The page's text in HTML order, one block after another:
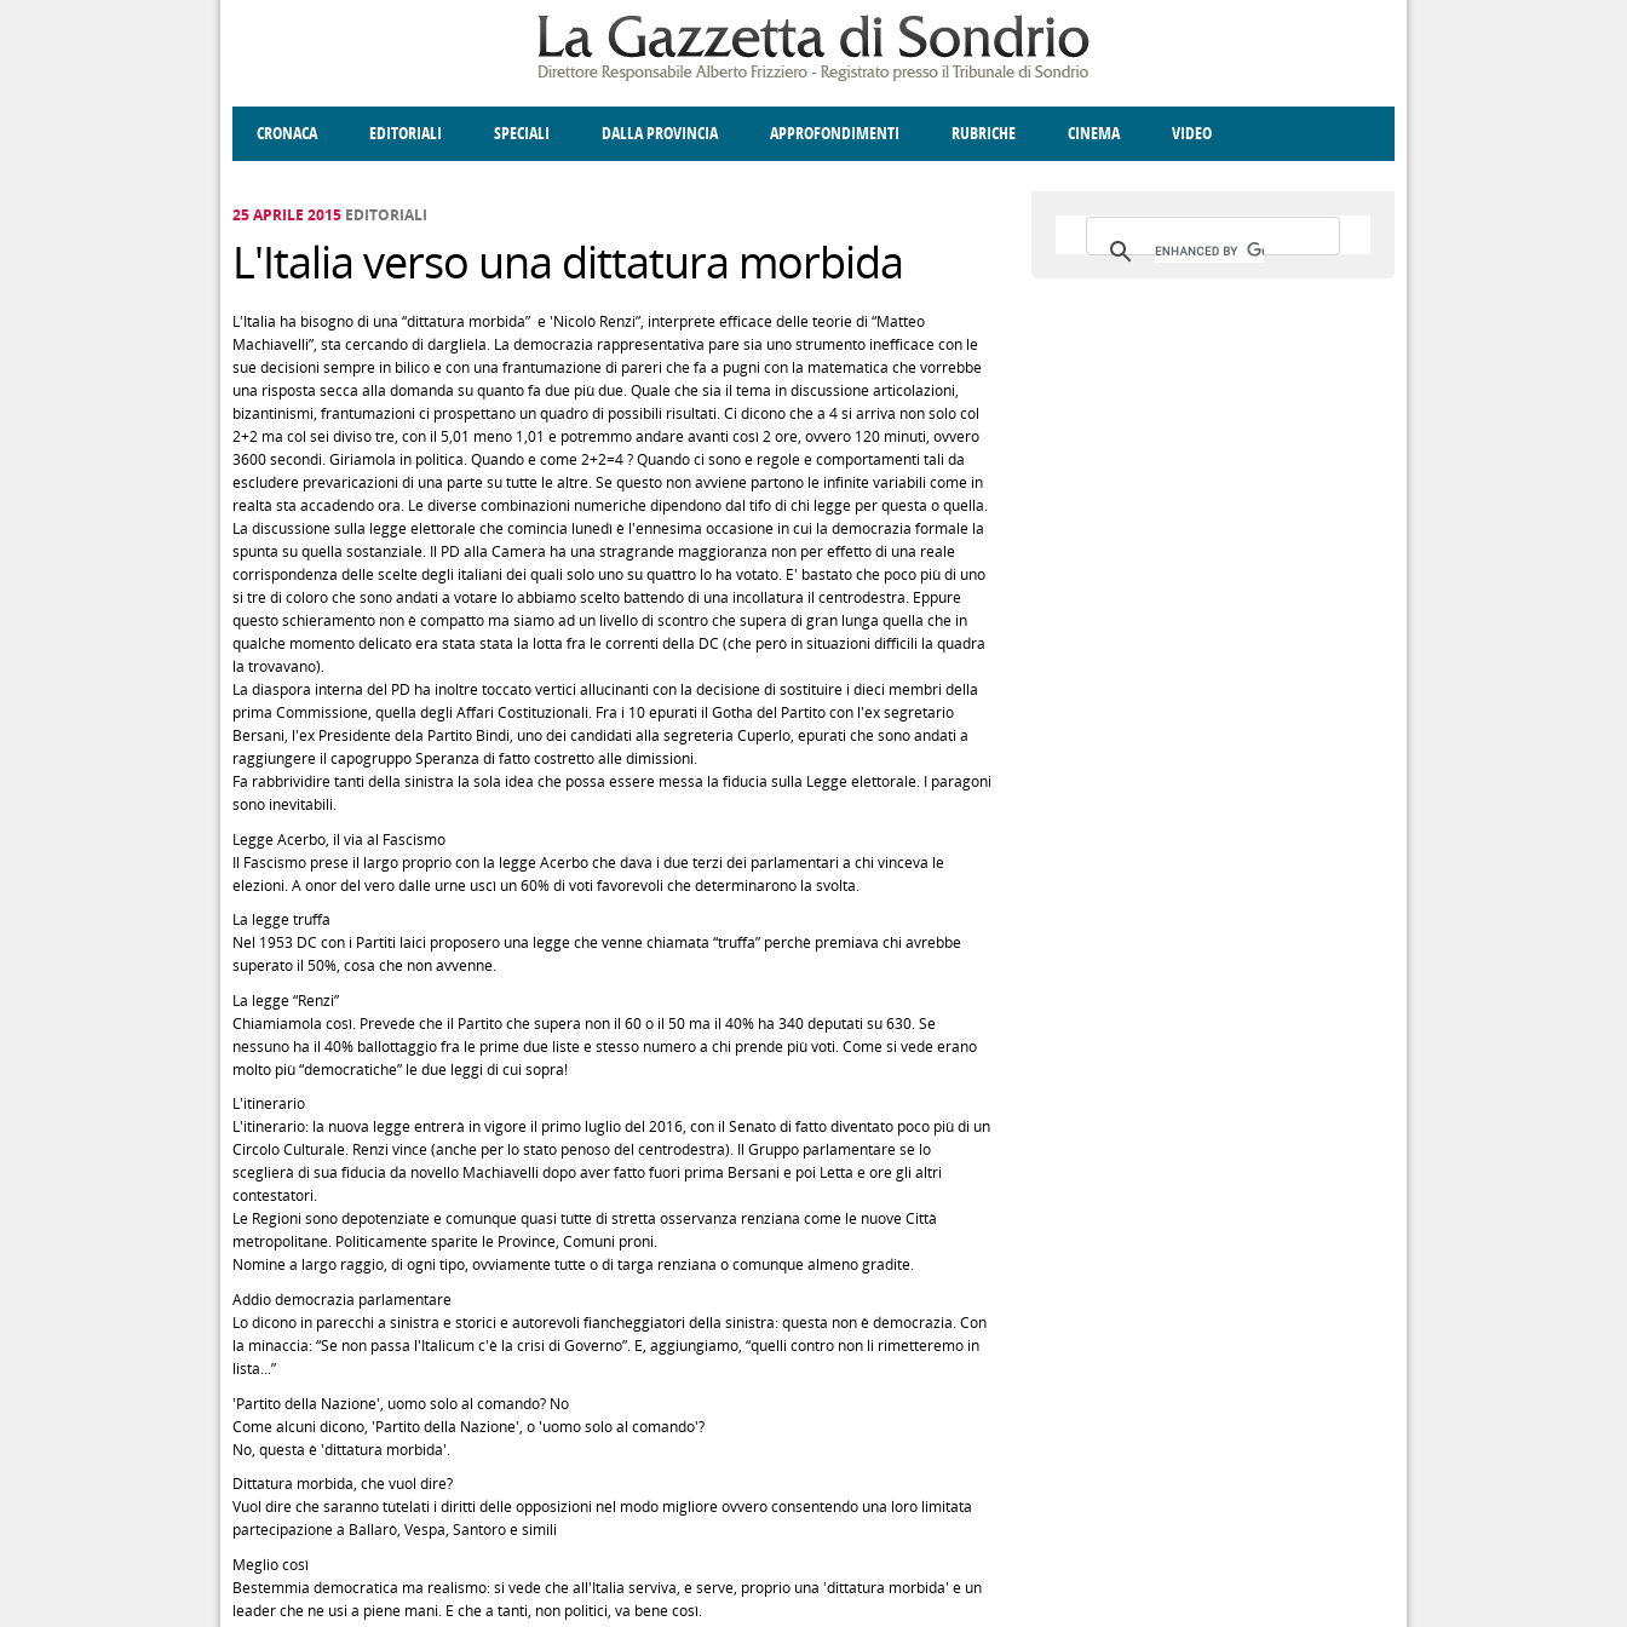
CRONACA EDITORIALI SPECIALI DALLA PROVINCIA APPROFONDIMENTI RUBRICHE CINEMA VIDEO
25 APRILE 2015 EDITORIALI
L'Italia verso una dittatura morbida
L'Italia ha bisogno di una “dittatura morbida” e 'Nicolò Renzi”, interprete efficace delle teorie di “Matteo
Machiavelli”, sta cercando di dargliela. La democrazia rappresentativa pare sia uno strumento inefficace con le
sue decisioni sempre in bilico e con una frantumazione di pareri che fa a pugni con la matematica che vorrebbe
una risposta secca alla domanda su quanto fa due più due. Quale che sia il tema in discussione articolazioni,
bizantinismi, frantumazioni ci prospettano un quadro di possibili risultati. Ci dicono che a 4 si arriva non solo col
2+2 ma col sei diviso tre, con il 5,01 meno 1,01 e potremmo andare avanti così 2 ore, ovvero 120 minuti, ovvero
3600 secondi. Giriamola in politica. Quando e come 2+2=4 ? Quando ci sono e regole e comportamenti tali da
escludere prevaricazioni di una parte su tutte le altre. Se questo non avviene partono le infinite variabili come in
realtà sta accadendo ora. Le diverse combinazioni numeriche dipendono dal tifo di chi legge per questa o quella.
La discussione sulla legge elettorale che comincia lunedì è l'ennesima occasione in cui la democrazia formale la
spunta su quella sostanziale. Il PD alla Camera ha una stragrande maggioranza non per effetto di una reale
corrispondenza delle scelte degli italiani dei quali solo uno su quattro lo ha votato. E' bastato che poco più di uno
si tre di coloro che sono andati a votare lo abbiamo scelto battendo di una incollatura il centrodestra. Eppure
questo schieramento non è compatto ma siamo ad un livello di scontro che supera di gran lunga quella che in
qualche momento delicato era stata stata la lotta fra le correnti della DC (che però in situazioni difficili la quadra
la trovavano).
La diaspora interna del PD ha inoltre toccato vertici allucinanti con la decisione di sostituire i dieci membri della
prima Commissione, quella degli Affari Costituzionali. Fra i 10 epurati il Gotha del Partito con l'ex segretario
Bersani, l'ex Presidente dela Partito Bindi, uno dei candidati alla segreteria Cuperlo, epurati che sono andati a
raggiungere il capogruppo Speranza di fatto costretto alle dimissioni.
Fa rabbrividire tanti della sinistra la sola idea che possa essere messa la fiducia sulla Legge elettorale. I paragoni
sono inevitabili.
Legge Acerbo, il via al Fascismo
Il Fascismo prese il largo proprio con la legge Acerbo che dava i due terzi dei parlamentari a chi vinceva le
elezioni. A onor del vero dalle urne uscì un 60% di voti favorevoli che determinarono la svolta.
La legge truffa
Nel 1953 DC con i Partiti laici proposero una legge che venne chiamata “truffa” perchè premiava chi avrebbe
superato il 50%, cosa che non avvenne.
La legge “Renzi”
Chiamiamola così. Prevede che il Partito che supera non il 60 o il 50 ma il 40% ha 340 deputati su 630. Se
nessuno ha il 40% ballottaggio fra le prime due liste e stesso numero a chi prende più voti. Come si vede erano
molto più “democratiche” le due leggi di cui sopra!
L'itinerario
L'itinerario: la nuova legge entrerà in vigore il primo luglio del 2016, con il Senato di fatto diventato poco più di un
Circolo Culturale. Renzi vince (anche per lo stato penoso del centrodestra). Il Gruppo parlamentare se lo
sceglierà di sua fiducia da novello Machiavelli dopo aver fatto fuori prima Bersani e poi Letta e ore gli altri
contestatori.
Le Regioni sono depotenziate e comunque quasi tutte di stretta osservanza renziana come le nuove Città
metropolitane. Politicamente sparite le Province, Comuni proni.
Nomine a largo raggio, di ogni tipo, ovviamente tutte o di targa renziana o comunque almeno gradite.
Addio democrazia parlamentare
Lo dicono in parecchi a sinistra e storici e autorevoli fiancheggiatori della sinistra: questa non è democrazia. Con
la minaccia: “Se non passa l'Italicum c'è la crisi di Governo”. E, aggiungiamo, “quelli contro non li rimetteremo in
lista...”
'Partito della Nazione', uomo solo al comando? No
Come alcuni dicono, 'Partito della Nazione', o 'uomo solo al comando'?
No, questa è 'dittatura morbida'.
Dittatura morbida, che vuol dire?
Vuol dire che saranno tutelati i diritti delle opposizioni nel modo migliore ovvero consentendo una loro limitata
partecipazione a Ballarò, Vespa, Santoro e simili
Meglio così
Bestemmia democratica ma realismo: si vede che all'Italia serviva, e serve, proprio una 'dittatura morbida' e un
leader che ne usi a piene mani. E che a tanti, non politici, va bene così.